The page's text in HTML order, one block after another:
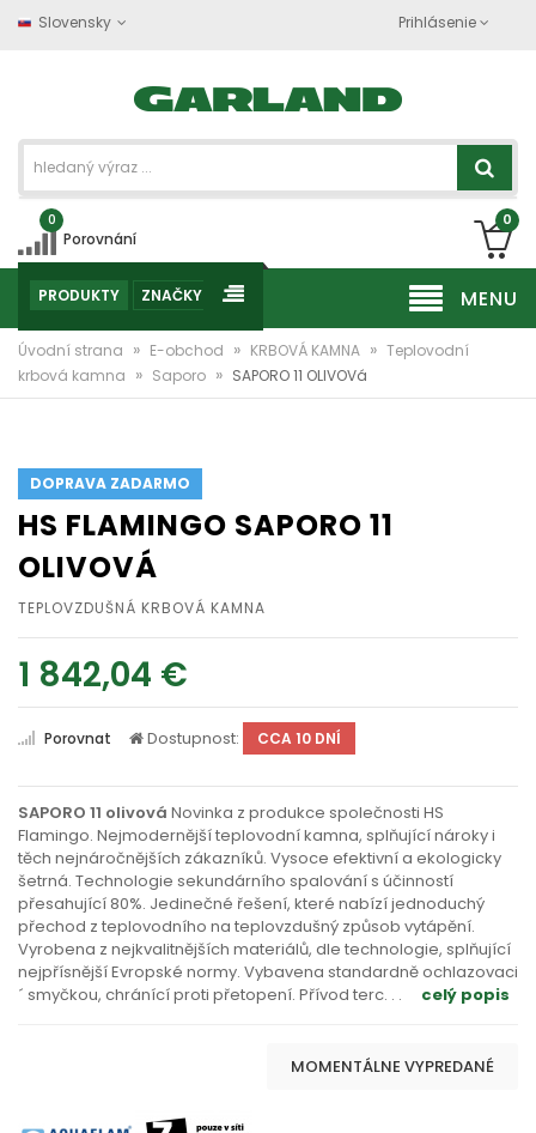
Slovensky Prihlásenie
0
Porovnání
0
MENU
PRODUKTY ZNAČKY
Úvodní strana » E-obchod » KRBOVÁ KAMNA » Teplovodní
krbová kamna » Saporo » SAPORO 11 OLIVOVá
DOPRAVA ZADARMO
HS FLAMINGO SAPORO 11
OLIVOVÁ
TEPLOVZDUŠNÁ KRBOVÁ KAMNA
1 842,04 €
Porovnat Dostupnost: CCA 10 DNÍ
SAPORO 11 olivová Novinka z produkce společnosti HS
Flamingo. Nejmodernější teplovodní kamna, splňující nároky i
těch nejnáročnějších zákazníků. Vysoce efektivní a ekologicky
šetrná. Technologie sekundárního spalování s účinností
přesahující 80%. Jedinečné řešení, které nabízí jednoduchý
přechod z teplovodního na teplovzdušný způsob vytápění.
Vyrobena z nejkvalitnějších materiálů, dle technologie, splňující
nejpřísnější Evropské normy. Vybavena standardně ochlazovaci
´ smyčkou, chránící proti přetopení. Přívod terc. . . celý popis
MOMENTÁLNE VYPREDANÉ